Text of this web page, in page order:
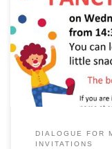
DIALOGUE FOR
INVITATIONS